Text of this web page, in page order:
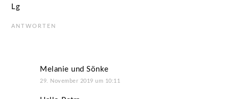
Lg
ANTWORTEN
Melanie und Sönke
29. November 2019 um 10:11